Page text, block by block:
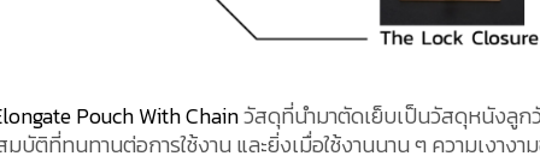
Pouch With Chainวัสดุที่นำมาตัดเย็บเป็นวัสดุหนังลูก
ติที่ทนทานต่อการใช้งาน และยิ่งเมื่อใช้งานนาน ๆ ความเงางา